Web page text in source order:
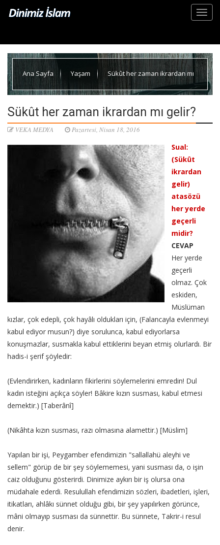
Ana Sayfa Yaşam Sükût her zaman ikrardan mı
Sükût her zaman ikrardan mı gelir?
VEKA MEDYA Pazartesi, Nisan 18, 2016
Sual:
(Sükût
ikrardan
gelir)
atasözü
her yerde
geçerli
midir?
CEVAP
Her yerde
geçerli
olmaz. Çok
eskiden,
Müslüman
kızlar, çok edepli, çok hayâlı oldukları için, (Falancayla evlenmeyi
kabul ediyor musun?) diye sorulunca, kabul ediyorlarsa
konuşmazlar, susmakla kabul ettiklerini beyan etmiş olurlardı. Bir
hadis-i şerif şöyledir:
(Evlendirirken, kadınların fikirlerini söylemelerini emredin! Dul
kadın isteğini açıkça söyler! Bâkire kızın susması, kabul etmesi
demektir.) [Taberânî]
(Nikâhta kızın susması, razı olmasına alamettir.) [Müslim]
Yapılan bir işi, Peygamber efendimizin "sallallahü aleyhi ve
sellem" görüp de bir şey söylememesi, yani susması da, o işin
caiz olduğunu gösterirdi. Dinimize aykırı bir iş olursa ona
müdahale ederdi. Resulullah efendimizin sözleri, ibadetleri, işleri,
itikatları, ahlâkı sünnet olduğu gibi, bir şey yapılırken görünce,
mâni olmayıp susması da sünnettir. Bu sünnete, Takrir-i resul
denir.